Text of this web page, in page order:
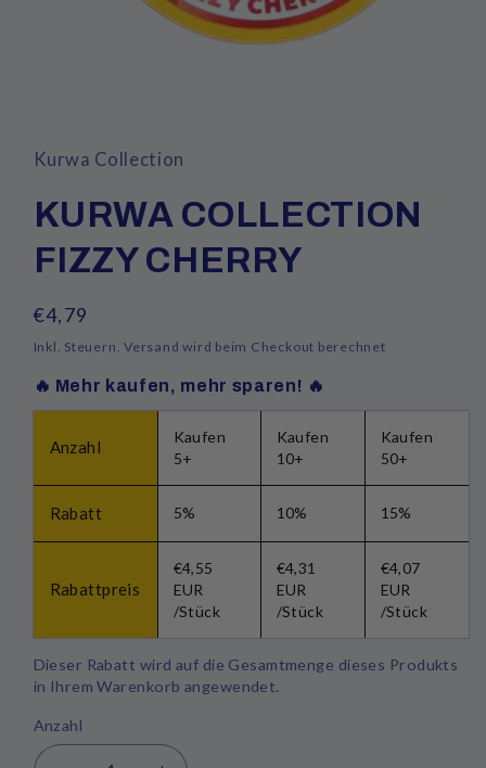
Modal
öffnen
Kurwa Collection
KURWA COLLECTION
FIZZY CHERRY
Normaler
Preis
€4,79
Inkl. Steuern.Versand wird beim Checkout berechnet
🔥 Mehr kaufen, mehr sparen! 🔥
Anzahl
Kaufen
5+
Kaufen
10+
Kaufen
50+
Rabatt 5% 10% 15%
Rabattpreis
€4,55
EUR
/Stück
€4,31
EUR
/Stück
€4,07
EUR
/Stück
Dieser Rabatt wird auf die Gesamtmenge dieses Produkts
in Ihrem Warenkorb angewendet.
Anzahl
Anzahl